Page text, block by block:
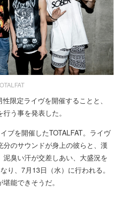
限定ライヴを開催することと、
う事を発表した。
ブを開催したTOTALFAT。ライヴ
のサウンドが身上の彼らと、漢
臭い汗が交差しあい、大盛況を
り、7月13日（水）に行われる。
能できそうだ。